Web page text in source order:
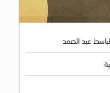
عبد الصمد